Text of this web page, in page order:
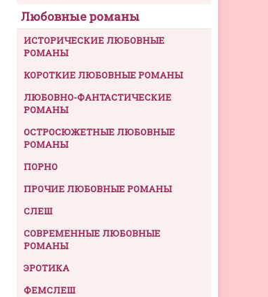
Любовные романы
ИСТОРИЧЕСКИЕ ЛЮБОВНЫЕ
РОМАНЫ
КОРОТКИЕ ЛЮБОВНЫЕ РОМАНЫ
ЛЮБОВНО-ФАНТАСТИЧЕСКИЕ
РОМАНЫ
ОСТРОСЮЖЕТНЫЕ ЛЮБОВНЫЕ
РОМАНЫ
ПОРНО
ПРОЧИЕ ЛЮБОВНЫЕ РОМАНЫ
СЛЕШ
СОВРЕМЕННЫЕ ЛЮБОВНЫЕ
РОМАНЫ
ЭРОТИКА
ФЕМСЛЕШ